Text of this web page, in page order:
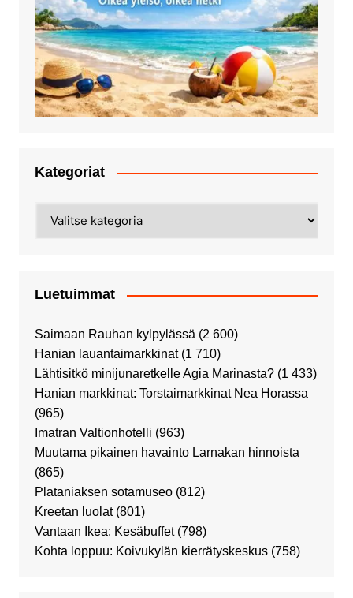
Kategoriat
Luetuimmat
Saimaan Rauhan kylpylässä (2 600)
Hanian lauantaimarkkinat (1 710)
Lähtisitkö minijunaretkelle Agia Marinasta? (1 433)
Hanian markkinat: Torstaimarkkinat Nea Horassa
(965)
Imatran Valtionhotelli (963)
Muutama pikainen havainto Larnakan hinnoista
(865)
Plataniaksen sotamuseo (812)
Kreetan luolat (801)
Vantaan Ikea: Kesäbuffet (798)
Kohta loppuu: Koivukylän kierrätyskeskus (758)